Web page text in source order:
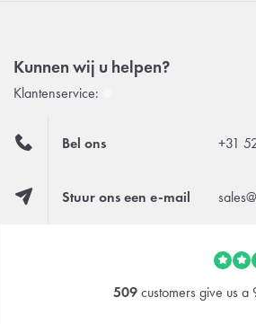
Kunnen wij u helpen?
Klantenservice:
Bel ons +31
Stuur ons een e-mail
509 customers give us a